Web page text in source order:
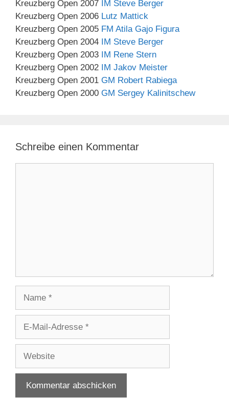
Kreuzberg Open 2007 IM Steve Berger
Kreuzberg Open 2006 Lutz Mattick
Kreuzberg Open 2005 FM Atila Gajo Figura
Kreuzberg Open 2004 IM Steve Berger
Kreuzberg Open 2003 IM Rene Stern
Kreuzberg Open 2002 IM Jakov Meister
Kreuzberg Open 2001 GM Robert Rabiega
Kreuzberg Open 2000 GM Sergey Kalinitschew
Schreibe einen Kommentar
Adresse